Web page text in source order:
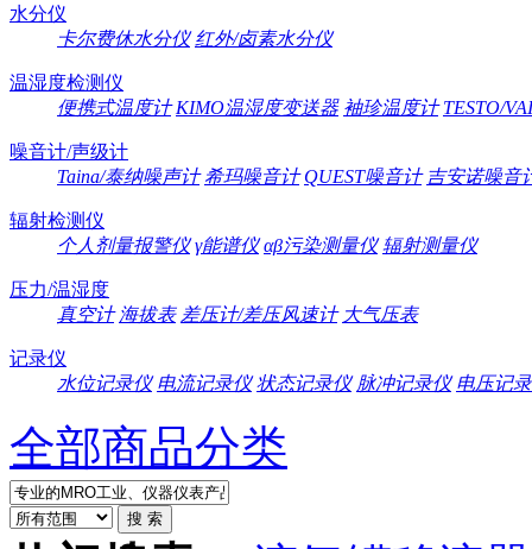
水分仪
卡尔费休水分仪 红外/卤素水分仪
温湿度检测仪
便携式温度计 KIMO温湿度变送器 袖珍温度计 TESTO/
噪音计/声级计
Taina/泰纳噪声计 希玛噪音计 QUEST噪音计 吉安诺噪音
辐射检测仪
个人剂量报警仪 γ能谱仪 αβ污染测量仪 辐射测量仪
压力/温湿度
真空计 海拔表 差压计/差压风速计 大气压表
记录仪
水位记录仪 电流记录仪 状态记录仪 脉冲记录仪 电压记
全部商品分类